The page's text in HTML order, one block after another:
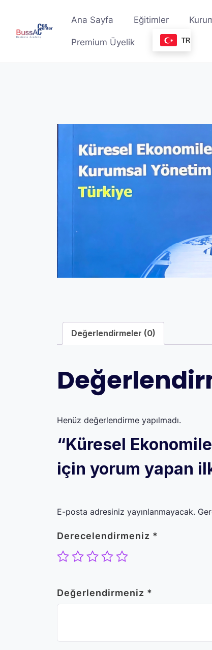
content
Ana Sayfa Eğitimler
Premium Üyelik TR
Değerlendirmeler (0)
Henüz değerlendirme yapılmadı.
“Küresel
için yorum yapan
E-posta adresiniz yayınlanmayacak.
Derecelendirmeniz *
Değerlendirmeniz *